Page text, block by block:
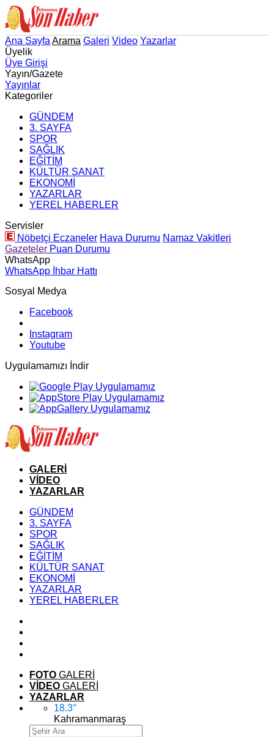
Ana Sayfa Arama Galeri Video Yazarlar
Üyelik
Üye Girişi
Yayın/Gazete
Yayınlar
Kategoriler
GÜNDEM
3. SAYFA
SPOR
SAĞLIK
EĞİTİM
KÜLTÜR SANAT
EKONOMİ
YAZARLAR
YEREL HABERLER
Servisler
Nöbetçi Eczaneler Hava Durumu Namaz Vakitleri
Gazeteler Puan Durumu
WhatsApp
WhatsApp İhbar Hattı
Sosyal Medya
Facebook
Instagram
Youtube
Uygulamamızı İndir
GALERİ
VİDEO
YAZARLAR
GÜNDEM
3. SAYFA
SPOR
SAĞLIK
EĞİTİM
KÜLTÜR SANAT
EKONOMİ
YAZARLAR
YEREL HABERLER
FOTO GALERİ
VİDEO GALERİ
YAZARLAR
18.3°
Kahramanmaraş